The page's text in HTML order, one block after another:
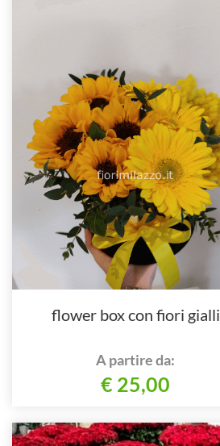
flower box con fiori gialli
A partire da:
€ 25,00